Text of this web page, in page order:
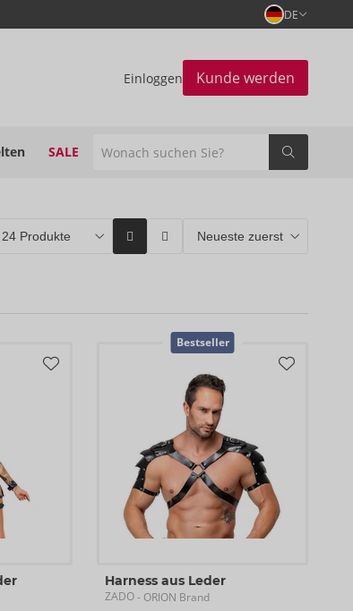
DE
Einloggen Kunde werden
SALE
ORION Brands(54) Bestseller(3)
Bestseller
Harness aus Leder
ZADO- ORION Brand